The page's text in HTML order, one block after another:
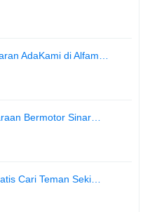
AdaKami di Alfam…
Bermotor Sinar…
Cari Teman Seki…